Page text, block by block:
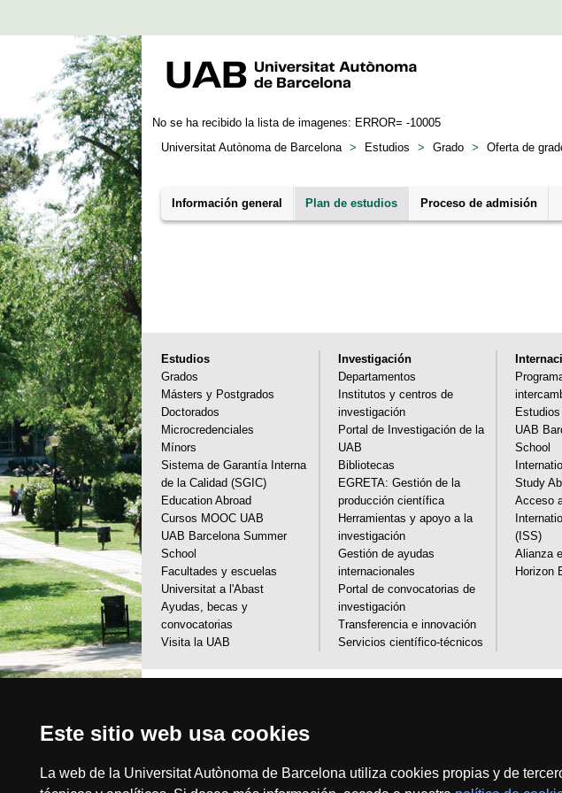
Este sitio web usa cookies
La web de la Universitat Autònoma de Barcelona utiliza cookies propias y de
No se ha recibido la lista de imagenes: ERROR= -10005
Universitat Autònoma de Barcelona > Estudios > Grado > Oferta de
Información general Plan de estudios Proceso de admisión
Estudios
Grados
Másters y Postgrados
Doctorados
Microcredenciales
Mínors
Sistema de Garantía Interna
de la Calidad (SGIC)
Education Abroad
Cursos MOOC UAB
UAB Barcelona Summer
School
Facultades y escuelas
Universitat a l'Abast
Ayudas, becas y
convocatorias
Visita la UAB
Investigación
Departamentos
Institutos y centros de
investigación
Portal de Investigación de la
UAB
Bibliotecas
EGRETA: Gestión de la
producción científica
Herramientas y apoyo a la
investigación
Gestión de ayudas
internacionales
Portal de convocatorias de
investigación
Transferencia e innovación
Servicios científico-técnicos
UAB
School
Study
Acceso
(ISS)
Alianza
Horizon